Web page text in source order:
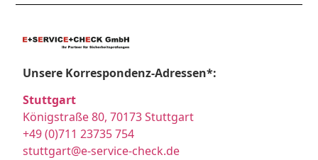
Unsere Korrespondenz-Adressen*:
Stuttgart
Königstraße 80, 70173 Stuttgart
+49 (0)711 23735 754
stuttgart@e-service-check.de